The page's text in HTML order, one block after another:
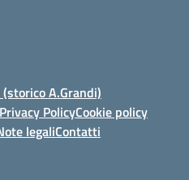
A.Grandi)
Privacy PolicyCookie policy
legaliContatti